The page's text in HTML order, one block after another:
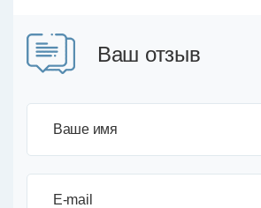
Ваш отзыв
Ваше имя
E-mail